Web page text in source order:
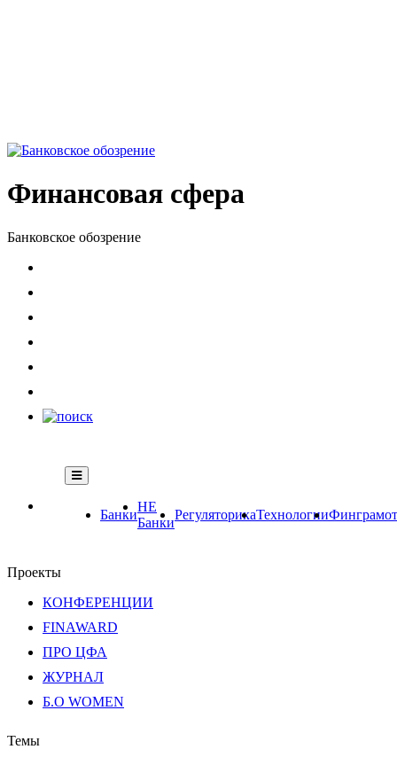
Финансовая сфера
Банковское обозрение
Банки
НЕ
Банки
РегуляторикаТехнологии
Проекты
КОНФЕРЕНЦИИ
FINAWARD
ПРО ЦФА
ЖУРНАЛ
Б.О WOMEN
Темы